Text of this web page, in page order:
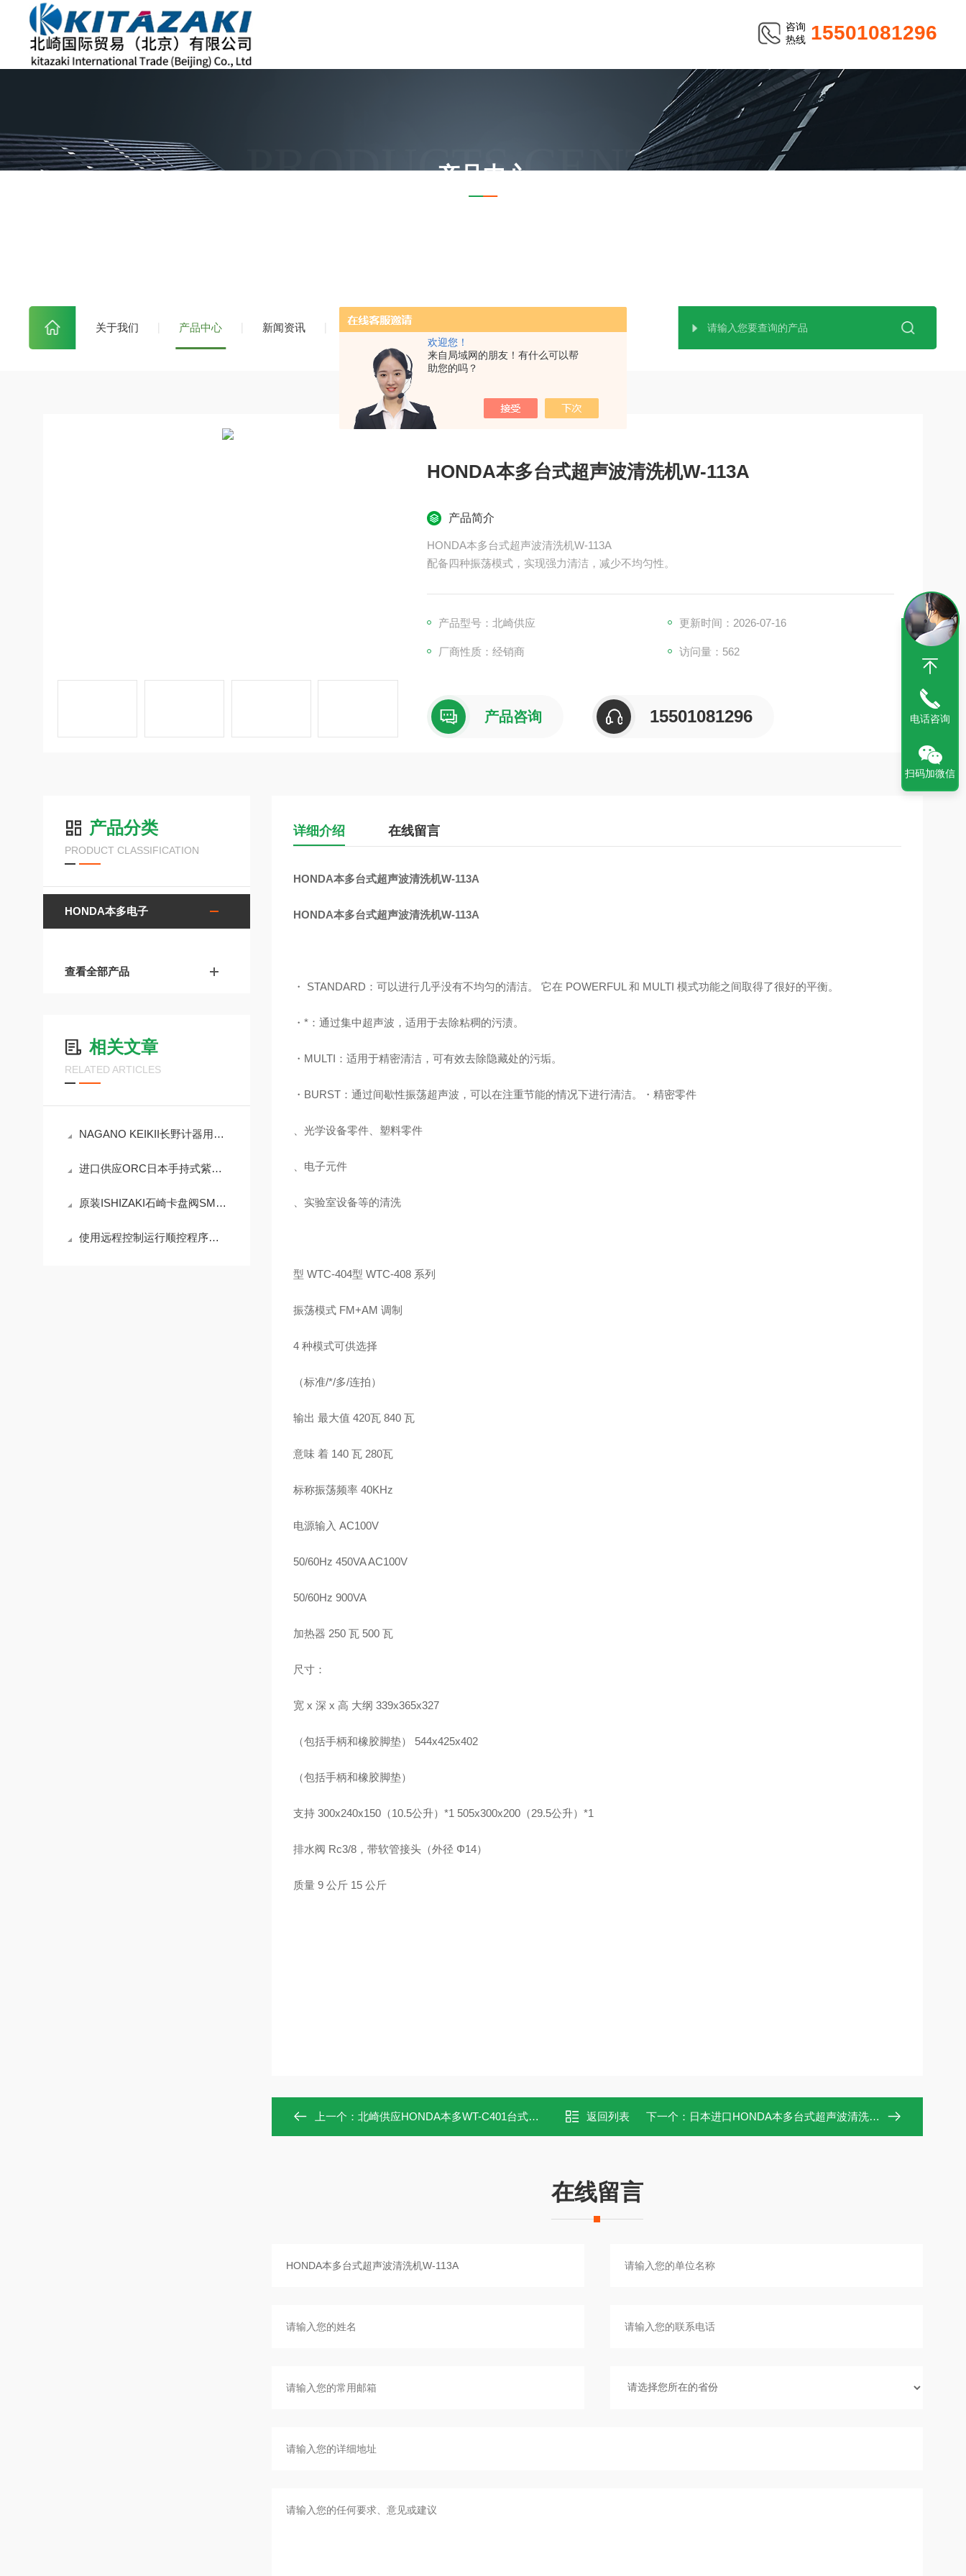
欢迎您！
来自局域网的朋友！有什么可以帮
助您的吗？
咨询
热线 15501081296
关于我们 产品中心 新闻资讯 技术文章
PRODUCTS CENTER
产品中心
HONDA本多台式超声波清洗机W-113A
产品简介
HONDA本多台式超声波清洗机W-113A
配备四种振荡模式，实现强力清洁，减少不均匀性。
产品型号：北崎供应 更新时间：2026-07-16
厂商性质：经销商 访问量：562
产品咨询 15501081296
产品分类
PRODUCT CLASSIFICATION
HONDA本多电子
查看全部产品
相关文章
RELATED ARTICLES
NAGANO KEIKII长野计器用于氨测量的 GC55数字式差压计
进口供应ORC日本手持式紫外照度计UV-LED-01
原装ISHIZAKI石崎卡盘阀SM-108-125！！
使用远程控制运行顺控程序后该程序将被写入本产品并可从面板执行 PWR801ML
详细介绍 在线留言
HONDA本多台式超声波清洗机W-113A
HONDA本多台式超声波清洗机W-113A
・ STANDARD：可以进行几乎没有不均匀的清洁。 它在 POWERFUL 和 MULTI 模式功能之间取得了很好的平衡。
・*：通过集中超声波，适用于去除粘稠的污渍。
・MULTI：适用于精密清洁，可有效去除隐藏处的污垢。
・BURST：通过间歇性振荡超声波，可以在注重节能的情况下进行清洁。・精密零件
、光学设备零件、塑料零件
、电子元件
、实验室设备等的清洗
型 WTC-404型 WTC-408 系列
振荡模式 FM+AM 调制
4 种模式可供选择
（标准/*/多/连拍）
输出 最大值 420瓦 840 瓦
意味 着 140 瓦 280瓦
标称振荡频率 40KHz
电源输入 AC100V
50/60Hz 450VA AC100V
50/60Hz 900VA
加热器 250 瓦 500 瓦
尺寸：
宽 x 深 x 高 大纲 339x365x327
（包括手柄和橡胶脚垫） 544x425x402
（包括手柄和橡胶脚垫）
支持 300x240x150（10.5公升）*1 505x300x200（29.5公升）*1
排水阀 Rc3/8，带软管接头（外径 Φ14）
质量 9 公斤 15 公斤
上一个： 北崎供应HONDA本多WT-C401台式超声波清洗机 返回列表 下一个： 日本进口HONDA本多台式超声波清洗机W-113MKII
在线留言
电话咨询
扫码加微信